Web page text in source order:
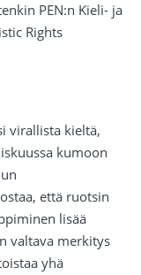
PEN:n Kieli- ja
Rights
virallista kieltä,
kumoon
että ruotsin
lisää
valtava merkitys
yhä